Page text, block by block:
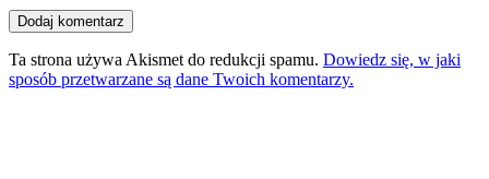
Ta strona używa Akismet do redukcji spamu. Dowiedz się, w jaki
sposób przetwarzane są dane Twoich komentarzy.